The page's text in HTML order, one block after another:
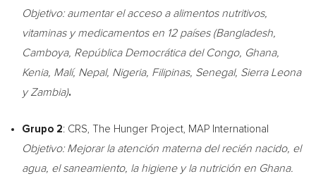
Objetivo: aumentar el acceso a alimentos nutritivos,
vitaminas y medicamentos en 12 países (Bangladesh
Camboya, República Democrática del Congo, Ghana,
Kenia, Malí, Nepal, Nigeria, Filipinas, Senegal, Sierra Leona
yZambia).
Grupo 2: CRS, The Hunger Project, MAP International
Objetivo: Mejorar la atención materna del recién nacido, el
agua, el saneamiento, la higiene y la nutrición en Ghana.